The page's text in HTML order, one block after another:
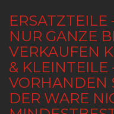
ERSATZTEILE
NUR GANZE
VERKAUFEN
& KLEINTEILE
VORHANDEN
DER WARE